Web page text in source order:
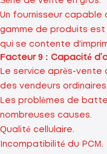
Un fournisseur capable
gamme de produits est
qui se contente
Facteur 9 : Capacité
Le service après-vente
des vendeurs ordinaires.
Les problèmes de
nombreuses causes.
Qualité cellulaire.
Incompatibilité du PCM.